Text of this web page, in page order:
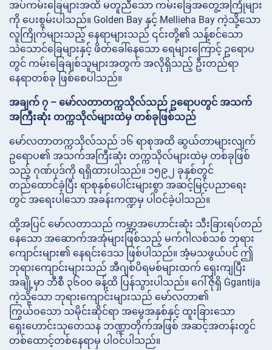
အပ်ကမ်းခြေများအထိ မတူညီသော ကမ်းခြေအတွေ့အကြုံများ
ကို ပေးစွမ်းပါသည်။ Golden Bay နှင့် Mellieha Bay ကဲ့သို့သော
လူကြိုက်များသည့် နေရာများသည် ၎င်းတို့၏ သန့်စင်သော
သဲသောင်ခြေများနှင့် ဖိတ်ခေါ်နေသော ရေများကြောင့် ဥရောပ
တွင် ကမ်းခြေချစ်သူများအတွက် အလိုရှိသည့် ဦးတည်ရာ
နေရာတစ်ခု ဖြစ်စေပါသည်။
အချက် ၇ – မော်လတာတက္ကသိုလ်သည် ဥရောပတွင် အသက်
အကြီးဆုံး တက္ကသိုလ်များထဲမှ တစ်ခုဖြစ်သည်
မော်လတာတက္ကသိုလ်သည် ၁၆ ရာစုအထိ ဆွယ်တာများလျက်
ဥရောပ၏ အသက်အကြီးဆုံး တက္ကသိုလ်များထဲမှ တစ်ခုဖြစ်
သည့် ဂုဏ်ပုဒ်ကို ရရှိထားပါသည်။ ၁၅၉၂ ခုနှစ်တွင်
တည်ထောင်ခဲ့ပြီး ရာစုနှစ်ပေါင်းများစွာ အဆင့်မြင့်ပညာရေး
တွင် အရေးပါသော အခန်းကဏ္ဍမှ ပါဝင်ခဲ့ပါသည်။
ထို့အပြင် မော်လတာသည် ကမ္ဘာ့အဟောင်းဆုံး သီးခြားရပ်တည်
နေသော အဆောက်အအုံများဖြစ်သည့် မက်ဂါလစ်သစ် ဘုရား
ကျောင်းများ၏ နေရင်းဒေသ ဖြစ်ပါသည်။ အံ့မသဖွယ်ပင် ဤ
ဘုရားကျောင်းများသည် အီဂျစ်ပိရမစ်များထက် ရှေးကျပြီး
အချို့မှာ ဘီစီ ၃၆၀၀ ခန့်ထိ ပြန်သွားပါသည်။ ဂေါ်ဇိုရှိ Ġgantija
ကဲ့သို့သော ဘုရားကျောင်းများသည် မော်လတာ၏
ကြွယ်ဝသော သမိုင်းဆိုင်ရာ အမွေအနှစ်နှင့် ထူးခြားသော
ရှေးဟောင်းသုတေသန ဘဏ္ဍာတိုက်အဖြစ် အဆင့်အတန်းတွင်
တစ်ထောင့်တစ်နေရာမှ ပါဝင်ပါသည်။